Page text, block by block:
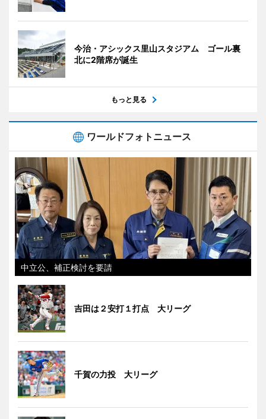
今治・アシックス里山スタジアム ゴール裏
北に2階席が誕生
もっと見る
ワールドフォトニュース
中立公、補正検討を要請
吉田は２安打１打点 大リーグ
千賀の力投 大リーグ